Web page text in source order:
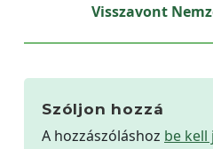
Visszavont
Szóljon hozzá
A hozzászóláshoz be kell